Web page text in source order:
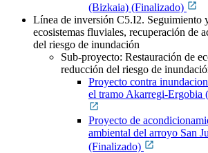
(Bizkaia) (Finalizado)
Línea de inversión C5.I2. Seguimiento
ecosistemas fluviales, recuperación de
del riesgo de inundación
Sub-proyecto: Restauración de
reducción del riesgo de
Proyecto contra
el tramo Akarregi-Ergobia
Proyecto de
ambiental del arroyo San
(Finalizado)